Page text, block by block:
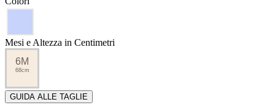
Mesi e Altezza in Centimetri
6M
68cm
GUIDA ALLE TAGLIE